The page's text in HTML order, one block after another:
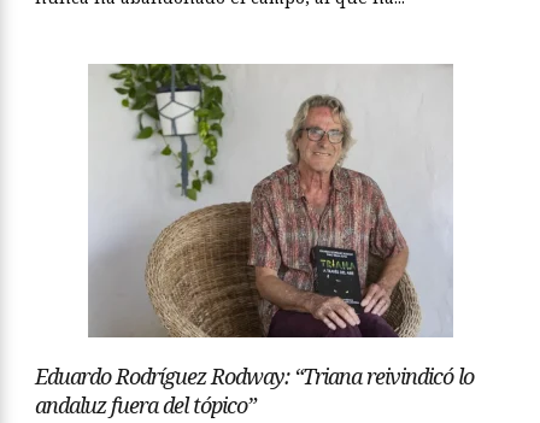
Eduardo Rodríguez Rodway: “Triana reivindicó lo
andaluz fuera del tópico”